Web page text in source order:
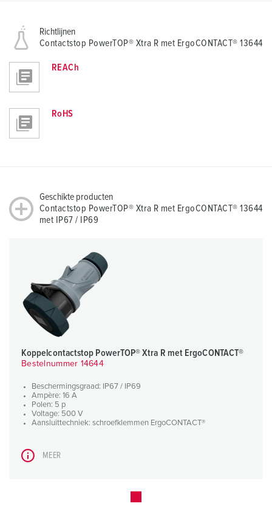
Richtlijnen
Contactstop PowerTOP® Xtra R met ErgoCONTACT® 13644
REACh
RoHS
Geschikte producten
Contactstop PowerTOP® Xtra R met ErgoCONTACT® 13644
met IP67 / IP69
Koppelcontactstop PowerTOP® Xtra R met ErgoCONTACT®
Bestelnummer 14644
Beschermingsgraad: IP67 / IP69
Ampère: 16 A
Polen: 5 p
Voltage: 500 V
Aansluittechniek: schroefklemmen ErgoCONTACT®
MEER